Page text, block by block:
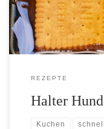
REZEPTE
Halter Hund
Kuchen schnell